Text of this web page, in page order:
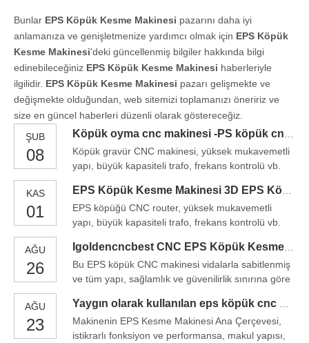
Bunlar EPS Köpük Kesme Makinesi pazarını daha iyi
anlamanıza ve genişletmenize yardımcı olmak için EPS Köpük
Kesme Makinesi'deki güncellenmiş bilgiler hakkında bilgi
edinebileceğiniz EPS Köpük Kesme Makinesi haberleriyle
ilgilidir. EPS Köpük Kesme Makinesi pazarı gelişmekte ve
değişmekte olduğundan, web sitemizi toplamanızı öneririz ve
size en güncel haberleri düzenli olarak göstereceğiz.
ŞUB
08
Köpük gravür CNC makinesi, yüksek mukavemetli
yapı, büyük kapasiteli trafo, frekans kontrolü vb.
filamentli eşzamanlı kesimi gerçekleştirmek için
frekans dönüşüm hızı düzenleme ve voltaj
bağımsız ayar cihazını benimser.
KAS
01
EPS köpüğü CNC router, yüksek mukavemetli
yapı, büyük kapasiteli trafo, frekans kontrolü vb.
eşzamanlı kesim ve hız CU'yu gerçekleştirmek için
frekans dönüşüm hız düzenleme ve voltaj
bağımsız ayar cihazını benimser.
AĞU
26
Bu EPS köpük CNC makinesi vidalarla sabitlenmiş
ve tüm yapı, sağlamlık ve güvenilirlik sınırına göre
iş parçaları için ilk tercihtir. EPS köpüğü CNC
makinelerinin özellikleri: 1) 2D EPS kesme
makinası, iki boyutlu ve rota birçok türünü kesebilir
AĞU
23
Makinenin EPS Kesme Makinesi Ana Çerçevesi,
istikrarlı fonksiyon ve performansa, makul yapısı,